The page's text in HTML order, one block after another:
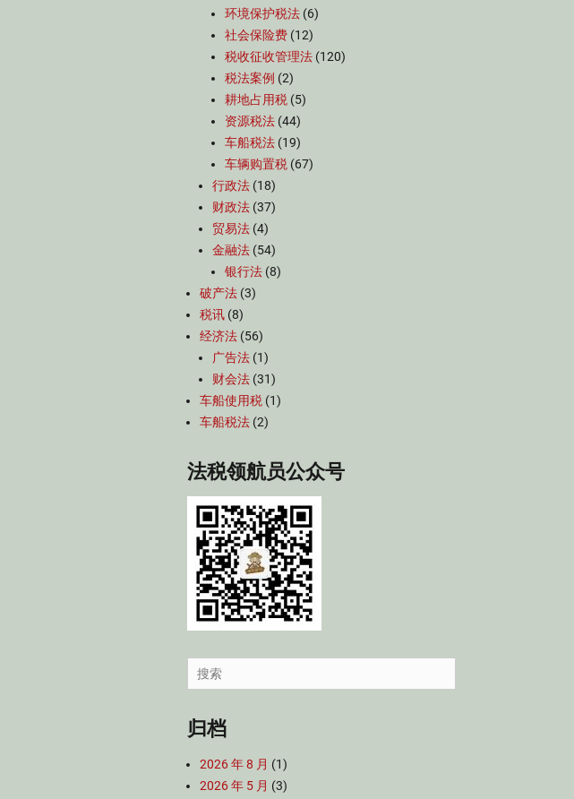
环境保护税法 (6)
社会保险费 (12)
税收征收管理法 (120)
税法案例 (2)
耕地占用税 (5)
资源税法 (44)
车船税法 (19)
车辆购置税 (67)
行政法 (18)
财政法 (37)
贸易法 (4)
金融法 (54)
银行法 (8)
破产法 (3)
税讯 (8)
经济法 (56)
广告法 (1)
财会法 (31)
车船使用税 (1)
车船税法 (2)
法税领航员公众号
Search
for:
归档
2026 年 8 月 (1)
2026 年 5 月 (3)